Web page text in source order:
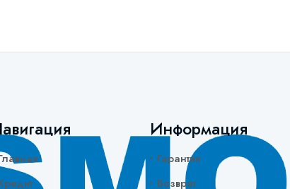
Информация
Гарантия
Возврат